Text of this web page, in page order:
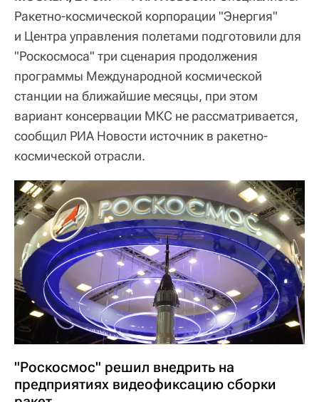
Ракетно-космической корпорации "Энергия"
и Центра управления полетами подготовили для
"Роскосмоса" три сценария продолжения
программы Международной космической
станции на ближайшие месяцы, при этом
вариант консервации МКС не рассматривается,
сообщил РИА Новости источник в ракетно-
космической отрасли.
"Роскосмос" решил внедрить на
предприятиях видеофиксацию сборки